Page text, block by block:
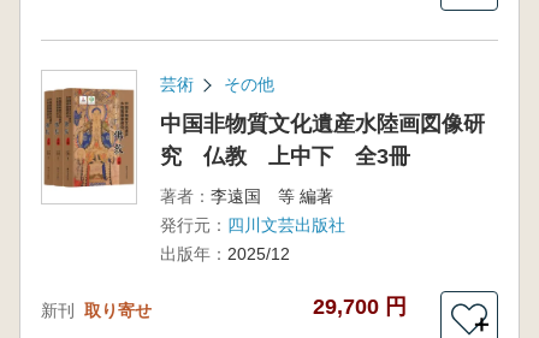
芸術 その他
中国非物質文化遺産水陸画図像研
究 仏教 上中下 全3冊
著者： 李遠国 等 編著
発行元： 四川文芸出版社
出版年： 2025/12
新刊 取り寄せ 29,700 円
＋